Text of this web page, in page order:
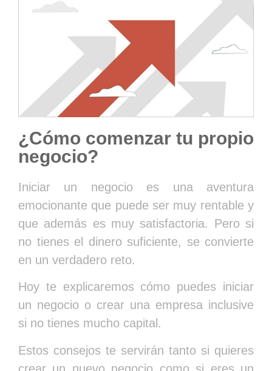
¿Cómo comenzar tu propio
negocio?
Iniciar un negocio es una aventura
emocionante que puede ser muy rentable y
que además es muy satisfactoria. Pero si
no tienes el dinero suficiente, se convierte
en un verdadero reto.
Hoy te explicaremos cómo puedes iniciar
un negocio o crear una empresa inclusive
si no tienes mucho capital.
Estos consejos te servirán tanto si quieres